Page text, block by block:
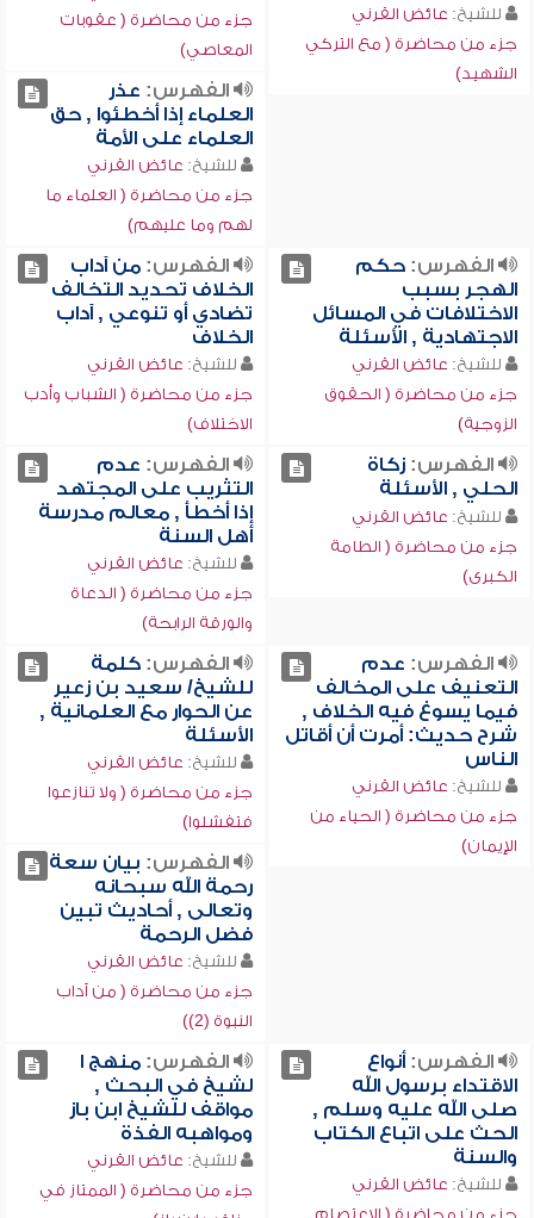
للشيخ: عائض القرني
جزء من محاضرة ( مع التركي
الشهيد)
جزء من محاضرة ( عقوبات
المعاصي)
الفهرس: عذر
العلماء إذا أخطئوا , حق
العلماء على الأمة
للشيخ: عائض القرني
جزء من محاضرة ( العلماء ما
لهم وما عليهم)
الفهرس:حكم
الهجر بسبب
الاختلافات في المسائل
الاجتهادية , الأسئلة
للشيخ: عائض القرني
جزء من محاضرة ( الحقوق
الزوجية)
الفهرس:من آداب
الخلاف تحديد التخالف
تضادي أو تنوعي , آداب
الخلاف
للشيخ: عائض القرني
جزء من محاضرة ( الشباب وأدب
الاختلاف)
الفهرس:زكاة
الحلي , الأسئلة
للشيخ: عائض القرني
جزء من محاضرة ( الطامة
الكبرى)
الفهرس: عدم
التثريب على المجتهد
إذا أخطأ , معالم مدرسة
أهل السنة
للشيخ: عائض القرني
جزء من محاضرة ( الدعاة
والورقة الرابحة)
الفهرس: عدم
التعنيف على المخالف
فيما يسوغ فيه الخلاف ,
شرح حديث: أمرت أن أقاتل
الناس
للشيخ: عائض القرني
جزء من محاضرة ( الحياء من
الإيمان)
الفهرس:كلمة
للشيخ/ سعيد بن زعير
عن الحوار مع العلمانية ,
الأسئلة
للشيخ: عائض القرني
جزء من محاضرة ( ولا تنازعوا
فتفشلوا)
الفهرس: بيان سعة
رحمة الله سبحانه
وتعالى , أحاديث تبين
فضل الرحمة
للشيخ: عائض القرني
جزء من محاضرة ( من آداب
النبوة (2))
الفهرس:أنواع
الاقتداء برسول الله
صلى الله عليه وسلم ,
الحث على اتباع الكتاب
والسنة
للشيخ: عائض القرني
جزء من محاضرة ( الاعتصام
الفهرس:منهج ا
لشيخ في البحث ,
مواقف للشيخ ابن باز
ومواهبه الفذة
للشيخ: عائض القرني
جزء من محاضرة ( الممتاز في